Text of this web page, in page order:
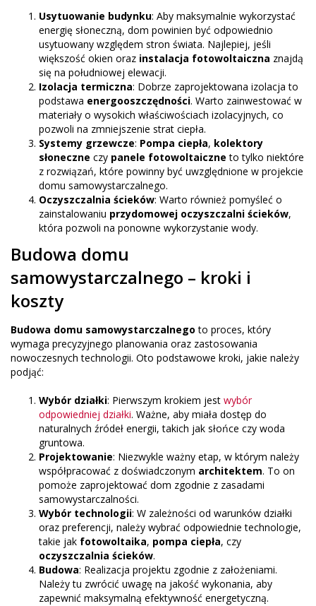
Usytuowanie budynku: Aby maksymalnie wykorzystać
energię słoneczną, dom powinien być odpowiednio
usytuowany względem stron świata. Najlepiej, jeśli
większość okien oraz instalacja fotowoltaiczna znajdą
się na południowej elewacji.
Izolacja termiczna: Dobrze zaprojektowana izolacja to
podstawa energooszczędności. Warto zainwestować w
materiały o wysokich właściwościach izolacyjnych, co
pozwoli na zmniejszenie strat ciepła.
Systemy grzewcze: Pompa ciepła, kolektory
słoneczne czy panele fotowoltaiczne to tylko niektóre
z rozwiązań, które powinny być uwzględnione w projekcie
domu samowystarczalnego.
Oczyszczalnia ścieków: Warto również pomyśleć o
zainstalowaniu przydomowej oczyszczalni ścieków,
która pozwoli na ponowne wykorzystanie wody.
Budowa domu
samowystarczalnego – kroki i
koszty
Budowa domu samowystarczalnego to proces, który
wymaga precyzyjnego planowania oraz zastosowania
nowoczesnych technologii. Oto podstawowe kroki, jakie należy
podjąć:
Wybór działki: Pierwszym krokiem jest wybór
odpowiedniej działki. Ważne, aby miała dostęp do
naturalnych źródeł energii, takich jak słońce czy woda
gruntowa.
Projektowanie: Niezwykle ważny etap, w którym należy
współpracować z doświadczonym architektem. To on
pomoże zaprojektować dom zgodnie z zasadami
samowystarczalności.
Wybór technologii: W zależności od warunków działki
oraz preferencji, należy wybrać odpowiednie technologie,
takie jak fotowoltaika, pompa ciepła, czy
oczyszczalnia ścieków.
Budowa: Realizacja projektu zgodnie z założeniami.
Należy tu zwrócić uwagę na jakość wykonania, aby
zapewnić maksymalną efektywność energetyczną.